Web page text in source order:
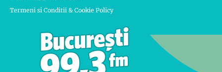
Termeni si Conditii & Cookie Policy